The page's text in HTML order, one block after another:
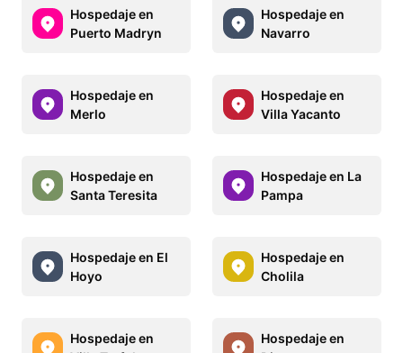
Hospedaje en
Puerto Madryn
Hospedaje en
Navarro
Hospedaje en
Merlo
Hospedaje en
Villa Yacanto
Hospedaje en
Santa Teresita
Hospedaje en La
Pampa
Hospedaje en El
Hoyo
Hospedaje en
Cholila
Hospedaje en
Hospedaje en